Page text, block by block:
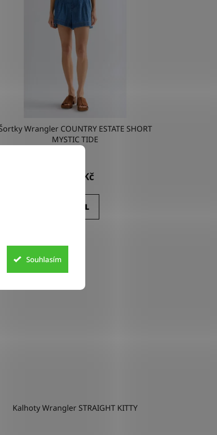
Souhlasím
Wrangler COUNTRY ESTATE SHORT
MYSTIC TIDE
1 610 Kč
DETAIL
W29 W31 W32
Kalhoty Wrangler STRAIGHT KITTY